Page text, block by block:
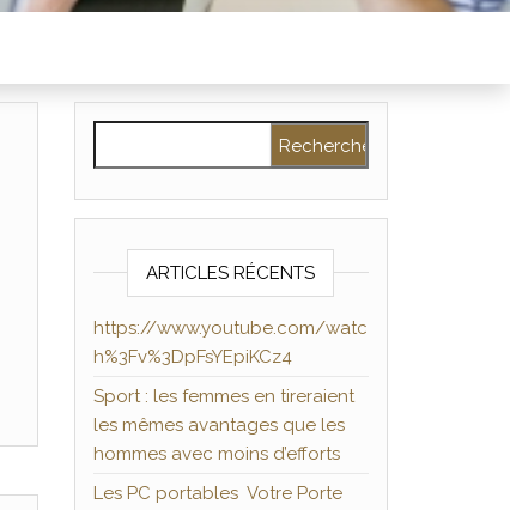
ARTICLES RÉCENTS
https://www.youtube.com/watc
h%3Fv%3DpFsYEpiKCz4
Sport : les femmes en tireraient
les mêmes avantages que les
hommes avec moins d’efforts
Les PC portables Votre Porte